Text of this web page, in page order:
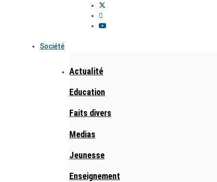
Société
Actualité
Education
Faits divers
Medias
Jeunesse
Enseignement